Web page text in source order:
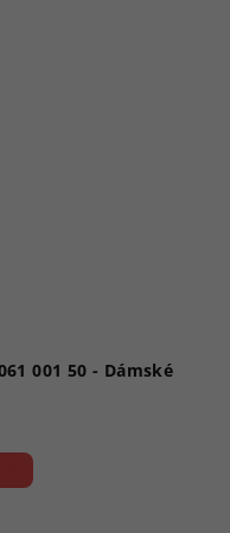
Benetton sluneční brýle BE5061 001 50 - Dámské